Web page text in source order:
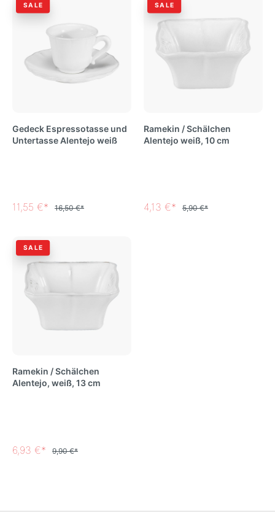
SALE
Gedeck Espressotasse und
Untertasse Alentejo weiß
11,55 €* 16,50 €*
SALE
Ramekin / Schälchen
Alentejo weiß, 10 cm
4,13 €* 5,90 €*
SALE
Ramekin / Schälchen
Alentejo, weiß, 13 cm
6,93 €* 9,90 €*